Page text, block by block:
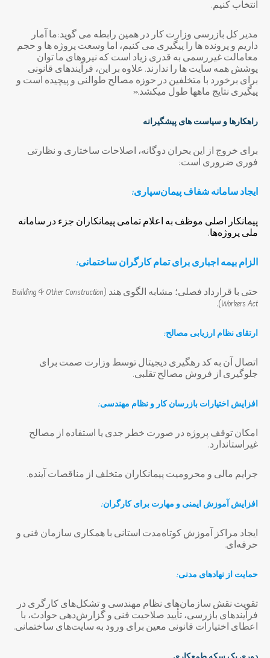
انتخاب کنیم.
مدیر کل بازرسی وزارت کار در همین رابطه می گوید:ما آمار
داریم و پرونده ها را پیگیری می کنیم، اما وسعت پروژه ها و حجم
معامالت غیررسمی به قدری زیاد است که نیروهای ما توان
پوشش همه سایت ها را ندارند. علاوه بر این، فرآیندهای قانونی
برای برخورد با متخلفین در حوزه مصالح طوالنی و پیچیده است و
پیگیری نتایج ماهها طول میکشد.«
راهکارها و سیاست های پیشگیرانه
برای خروج از این بحران دوگانه، اصلاحات ساختاری و نظارتی
فوری ضروری است:
ایجاد سامانه شفاف پیمان‌سپاری:
پیمانکار اصلی موظف به اعلام تمامی پیمانکاران جزء در سامانه
ملی پروژه‌ها.
الزام بیمه اجباری برای تمام کارگران ساختمانی:
حتی با قرارداد فصلی؛ مشابه الگوی هند (Building & Other Construction
Workers Act).
ارتقای نظام ارزیابی مصالح:
اتصال آن به کد رهگیری دیجیتال توسط وزارت صمت برای
جلوگیری از فروش مصالح تقلبی.
افزایش اختیارات بازرسان کار و نظام مهندسی:
امکان توقف پروژه در صورت خطر جدی یا استفاده از مصالح
غیراستاندارد.
جرایم مالی و محرومیت پیمانکاران متخلف از مناقصات آینده.
افزایش آموزش ایمنی و مهارت برای کارگران:
ایجاد مراکز آموزش کوتاه‌مدت استانی با همکاری سازمان فنی و
حرفه‌ای.
حمایت از نهادهای مدنی:
تقویت نقش سازمان‌های نظام مهندسی و تشکل‌های کارگری در
فرآیندهای بازرسی، تأیید صلاحیت فنی و گزارش‌دهی حوادث، با
اعطای اختیارات قانونی معین برای ورود به سایت‌های ساختمانی.